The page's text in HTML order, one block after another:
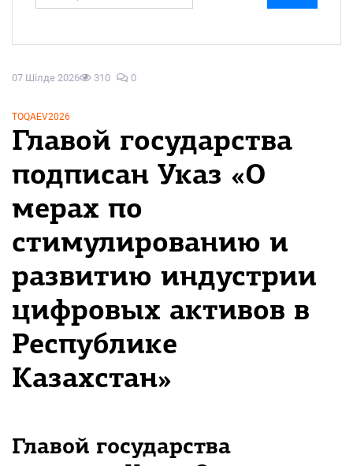
07 Шілде 2026 310 0
TOQAEV2026
Главой государства
подписан Указ «О
мерах по
стимулированию и
развитию индустрии
цифровых активов в
Республике
Казахстан»
Главой государства